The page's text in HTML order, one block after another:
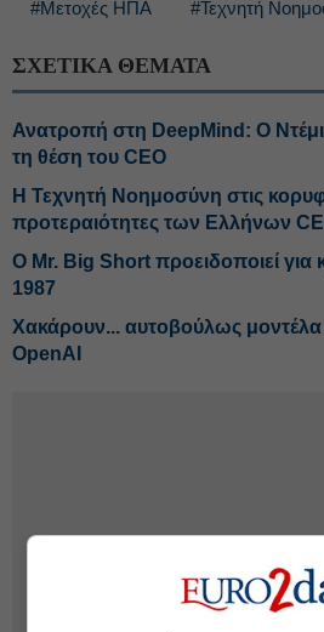
#Μετοχές ΗΠΑ #Τεχνητή
ΣΧΕΤΙΚΑ ΘΕΜΑΤΑ
Ανατροπή στη DeepMind: Ο
τη θέση του CEO
Η Τεχνητή Νοημοσύνη στις
προτεραιότητες των Ελλήνων
O Mr. Big Short προειδοποιεί για
1987
Χακάρουν... αυτοβούλως
OpenAI